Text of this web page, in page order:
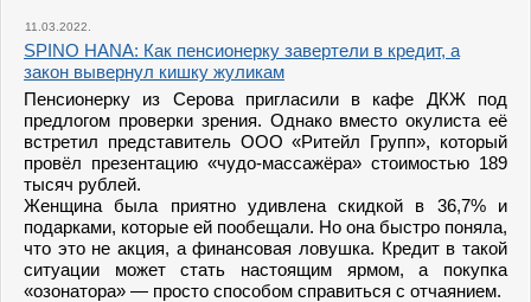
11.03.2022.
SPINO HANA: Как пенсионерку завертели в кредит, а
закон вывернул кишку жуликам
Пенсионерку из Серова пригласили в кафе ДКЖ под
предлогом проверки зрения. Однако вместо окулиста её
встретил представитель ООО «Ритейл Групп», который
провёл презентацию «чудо-массажёра» стоимостью 189
тысяч рублей.
Женщина была приятно удивлена скидкой в 36,7% и
подарками, которые ей пообещали. Но она быстро поняла,
что это не акция, а финансовая ловушка. Кредит в такой
ситуации может стать настоящим ярмом, а покупка
«озонатора» — просто способом справиться с отчаянием.